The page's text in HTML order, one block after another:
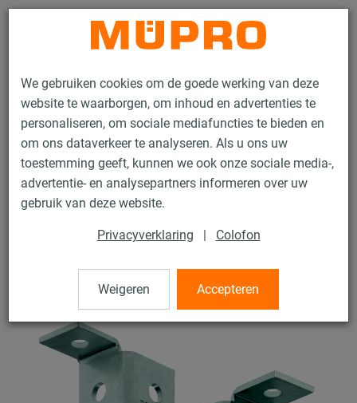
We gebruiken cookies om de goede werking van deze
website te waarborgen, om inhoud en advertenties te
personaliseren, om sociale mediafuncties te bieden en
om ons dataverkeer te analyseren. Als u ons uw
toestemming geeft, kunnen we ook onze sociale media-,
advertentie- en analysepartners informeren over uw
gebruik van deze website.
Privacyverklaring | Colofon
Weigeren Accepteren
Contact
Producten Bevestigingstechniek
Ventilatiebevestiging
Installatierails voor luchtkanaalbevestiging
MPC Zijhoeken
MPC Zijhoeken